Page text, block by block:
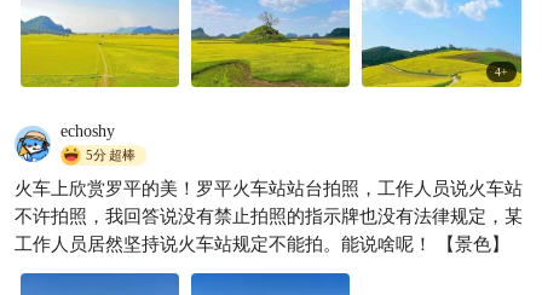
然赠予我们的最纯净的馈赠。而这里，也是今年春天带来的第一
抹金黄，让人心驰神往，陶醉其中。
4+
echoshy
5分超棒
火车上欣赏罗平的美！罗平火车站站台拍照，工作人员说火车站
不许拍照，我回答说没有禁止拍照的指示牌也没有法律规定，某
工作人员居然坚持说火车站规定不能拍。能说啥呢！ 【景色】